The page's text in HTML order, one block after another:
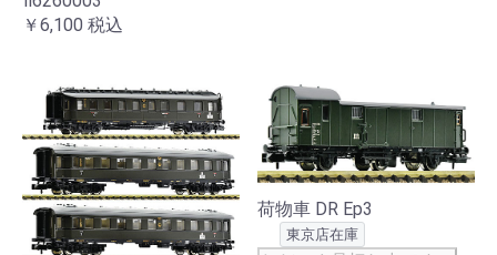
￥6,100 税込
荷物車 DR Ep3
東京店在庫